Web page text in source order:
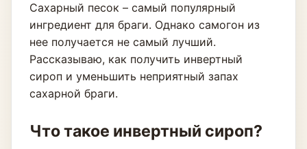
Сахарный песок – самый популярный
ингредиент для браги. Однако самогон из
нее получается не самый лучший.
Рассказываю, как получить инвертный
сироп и уменьшить неприятный запах
сахарной браги.
Что такое инвертный сироп?